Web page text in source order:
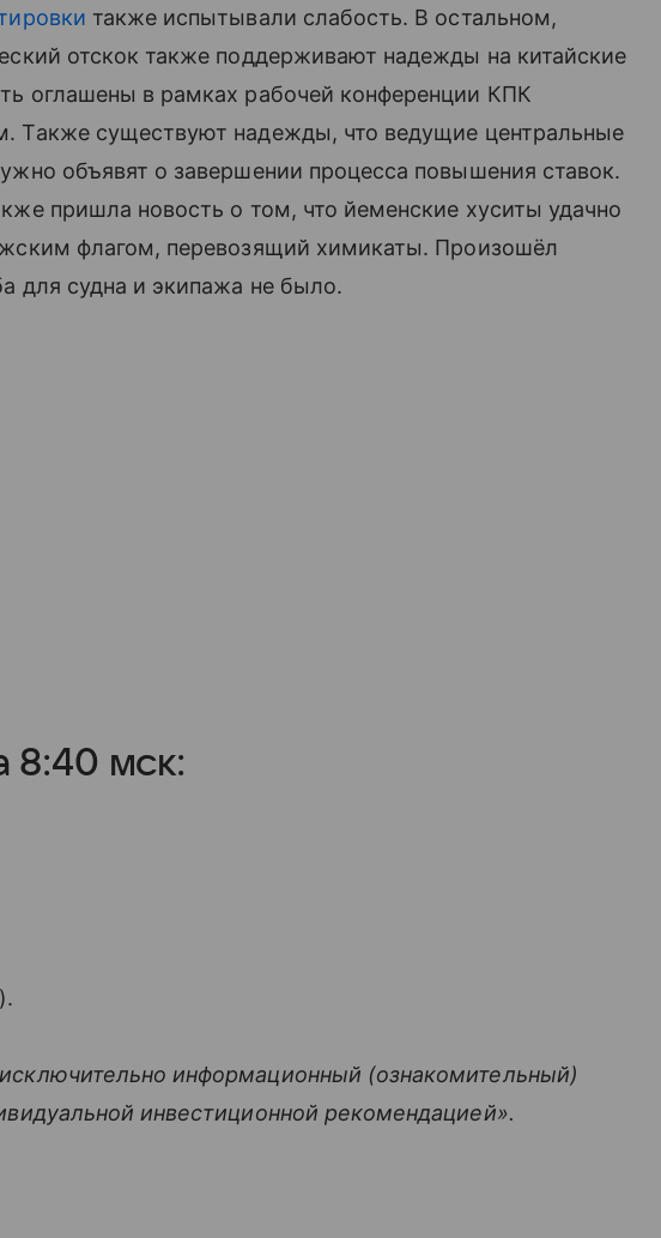
также испытывали слабость. В остальном,
отскок также поддерживают надежды на китайские
оглашены в рамках рабочей конференции КПК
Также существуют надежды, что ведущие центральные
объявят о завершении процесса повышения ставок.
пришла новость о том, что йеменские хуситы удачно
флагом, перевозящий химикаты. Произошёл
для судна и экипажа не было.
8:40 мск:
информационный (ознакомительный)
инвестиционной рекомендацией».